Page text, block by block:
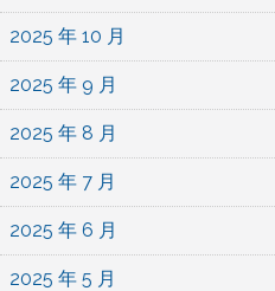
2025 年 10 月
2025 年 9 月
2025 年 8 月
2025 年 7 月
2025 年 6 月
2025 年 5 月